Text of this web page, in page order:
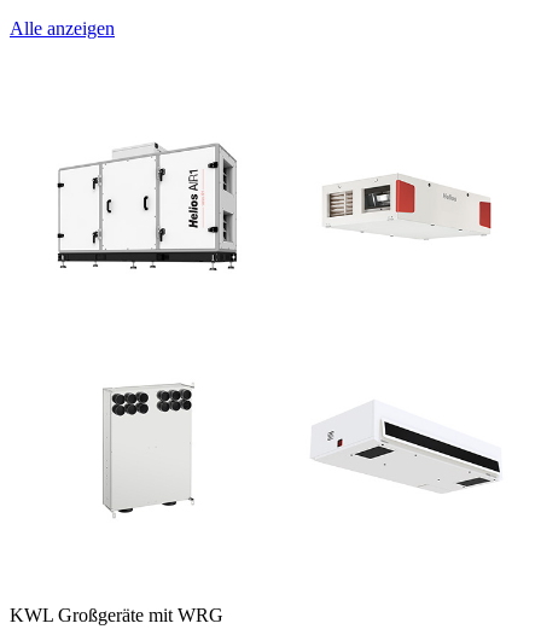
Alle anzeigen
KWL Großgeräte mit WRG